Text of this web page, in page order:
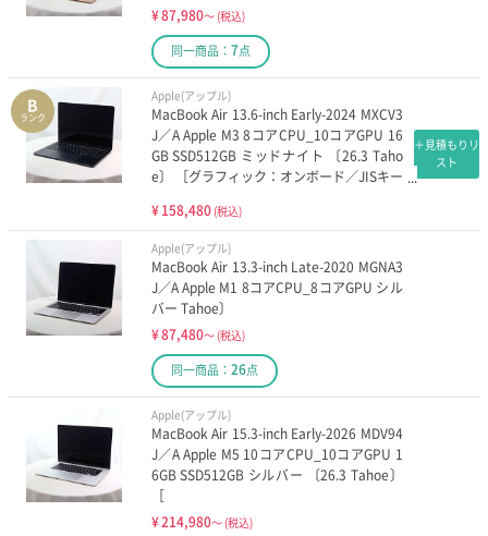
¥87,980～ (税込)
同一商品： 7点
B
ランク
Apple(アップル)
MacBook Air 13.6-inch Early-2024 MXCV3
J／A Apple M3 8コアCPU_10コアGPU 16
GB SSD512GB ミッドナイト 〔26.3 Taho
e〕 ［グラフィック：オンボード／JISキー
¥158,480 (税込)
＋見積もりリ
スト
Apple(アップル)
MacBook Air 13.3-inch Late-2020 MGNA3
J／A Apple M1 8コアCPU_8コアGPU シル
バー Tahoe〕
¥87,480～ (税込)
同一商品： 26点
Apple(アップル)
MacBook Air 15.3-inch Early-2026 MDV94
J／A Apple M5 10コアCPU_10コアGPU 1
6GB SSD512GB シルバー 〔26.3 Tahoe〕
［
¥214,980～ (税込)